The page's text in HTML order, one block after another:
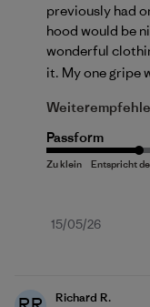
previously had
hood would be
wonderful
it. My one gripe
Passform
15/05/26
Richard R.